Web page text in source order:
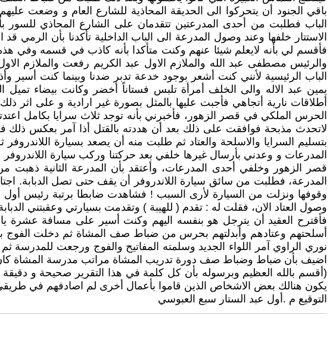
باقي الجنود أن يتحركوا الى الحديقة المحاذية للشارع العام و وضعت
الباب فطلبت من أحدى المدرعتين تتقدمان على الشارع المحاذي
الاستتار خلفها وعند وصول المدرعة الى الباب الداخلية تأكدنا بأن
فأقسم لي بأنه لايعلم شيئا عنهم وكنت متأكدا بأنه كاذب في قسمه وفي
والرئيس مصطفى عبد الله والملازم الاول عبد الكريم رفعت والملازم
الباب الرئيسية لأنني كنت أشعر بوجود خدعة تدبر ضدنا وبينما كنت
يمين عبد الاله والى الخلف أمرأة تلبس فستاناً أخضر وكانت بيضاء
أطلاقات نارية أتجاهي فأجبت عليها بالمثل بصورة غير ارادية و على
الحرس الملكي في قصر الزهور، فأخبرني بأنه توجد ثلاث سرايا بكامل
لاتحدث مذبحة فوافقت على ذلك بعد أن هددته بالقتل أذا آمر بعكس
بتسليم السرايا والاسلحة والعتاد ثم طلبت منه أن يصعد بسيارة
المدرعات و وعدني بأرسال غيرها خلفي بعد حركتنا وركب سيارة
قصر الزهور وخلفي أحدى المدرعات، وأعتقد بأن المدرعة الثانية
وقوفها ونزلت من السيارة لأرى السبب ! فشاهدت ضابطا برتبة رئيس أول
وصول العتاد الان، فقلت له : تقدم ( للهيبة ) وتقدمت بسيارتي وعقبتني الدبابة والمدرعة وعند وصولنا الى مسافة
فأقترح العقيد أن يترجل هو بنفسه اليهم وكنت أسير على مسافة
أسلحتهم وعتادهم وأبدلتهم بحرس من ضباط صف المشاة ثم دخلت الفوج
نوري الراوي آمر اللواء الجديد وسلمته المفاتيح والفوج ورجعت
اضيف بأن ضباط وضباط صف دورة تدريب المشاة مراتب مدرسة المشاة
(أقسم بالله العظيم وبرسوله بأن كل كلمة في هذا التقرير صحيحة و
يكون هنالك بعض الاشخاص الذين قاموا بأعمال أخرى لم اصادفهم في
التوقيع م .أول عبد الستار سبع العبوسي